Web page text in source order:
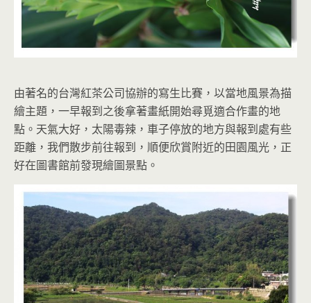
由著名的台灣紅茶公司協辦的寫生比賽，以當地風景為描
繪主題，一早報到之後拿著畫紙開始尋覓適合作畫的地
點。天氣大好，太陽毒辣，車子停放的地方與報到處有些
距離，我們散步前往報到，順便欣賞附近的田園風光，正
好在圖書館前發現繪圖景點。